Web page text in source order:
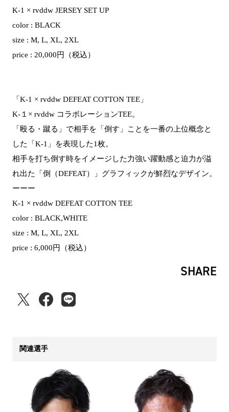
K-1 × rvddw JERSEY SET UP
color : BLACK
size : M, L, XL, 2XL
price : 20,000円（税込）
「K-1 × rvddw DEFEAT COTTON TEE」
K-１× rvddw コラボレーションTEE。
「殴る・蹴る」で相手を「倒す」ことを一番の上位概念と
した「K-1」を表現した1枚。
相手を打ち倒す時をイメージした力強 い躍動感と迫力が溢
れ出た「倒（DEFEAT）」グラフィックが鮮烈なデザイン。
ーーー
K-1 × rvddw DEFEAT COTTON TEE
color : BLACK,WHITE
size : M, L, XL, 2XL
price : 6,000円（税込）
SHARE
関連選手